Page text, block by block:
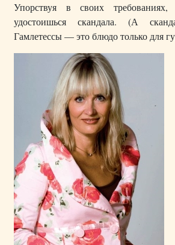
Упорствуя в своих
удостоишься скандала. (А
Гамлетессы — это блюдо только для